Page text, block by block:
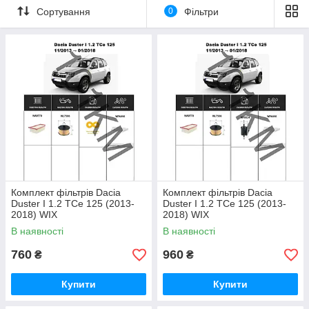
Сортування 0 Фільтри
Комплект фільтрів Dacia
Duster I 1.2 TCe 125 (2013-
2018) WIX
В наявності
760 ₴
Купити
Комплект фільтрів Dacia
Duster I 1.2 TCe 125 (2013-
2018) WIX
В наявності
960 ₴
Купити